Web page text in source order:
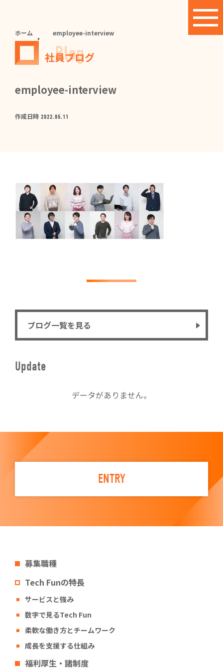
ホーム employee-interview
Blog
社員ブログ
employee-interview
作成日時 2022.05.11
ブログ一覧を見る
Update
データがありません。
ENTRY
募集職種
Tech Funの特長
サービスと強み
数字で見るTech Fun
柔軟な働き方とチームワーク
成長を支援する仕組み
福利厚生・諸制度